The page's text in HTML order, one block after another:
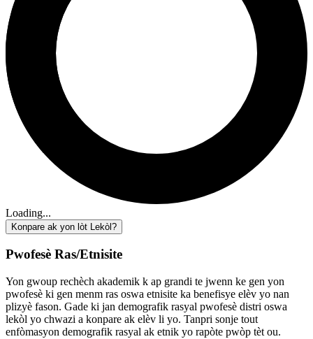
Loading...
Konpare ak yon lòt Lekòl?
Pwofesè Ras/Etnisite
Yon gwoup rechèch akademik k ap grandi te jwenn ke gen yon
pwofesè ki gen menm ras oswa etnisite ka benefisye elèv yo nan
plizyè fason. Gade ki jan demografik rasyal pwofesè distri oswa
lekòl yo chwazi a konpare ak elèv li yo. Tanpri sonje tout
enfòmasyon demografik rasyal ak etnik yo rapòte pwòp tèt ou.